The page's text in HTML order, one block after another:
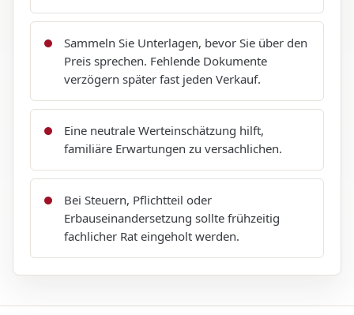
Sammeln Sie Unterlagen, bevor Sie über den
Preis sprechen. Fehlende Dokumente
verzögern später fast jeden Verkauf.
Eine neutrale Werteinschätzung hilft,
familiäre Erwartungen zu versachlichen.
Bei Steuern, Pflichtteil oder
Erbauseinandersetzung sollte frühzeitig
fachlicher Rat eingeholt werden.